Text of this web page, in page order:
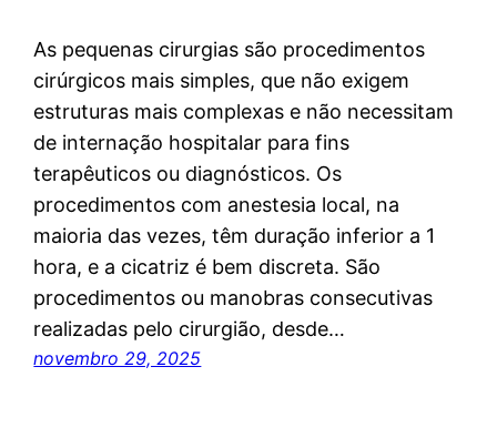
As pequenas cirurgias são procedimentos
cirúrgicos mais simples, que não exigem
estruturas mais complexas e não necessitam
de internação hospitalar para fins
terapêuticos ou diagnósticos. Os
procedimentos com anestesia local, na
maioria das vezes, têm duração inferior a 1
hora, e a cicatriz é bem discreta. São
procedimentos ou manobras consecutivas
realizadas pelo cirurgião, desde…
novembro 29, 2025